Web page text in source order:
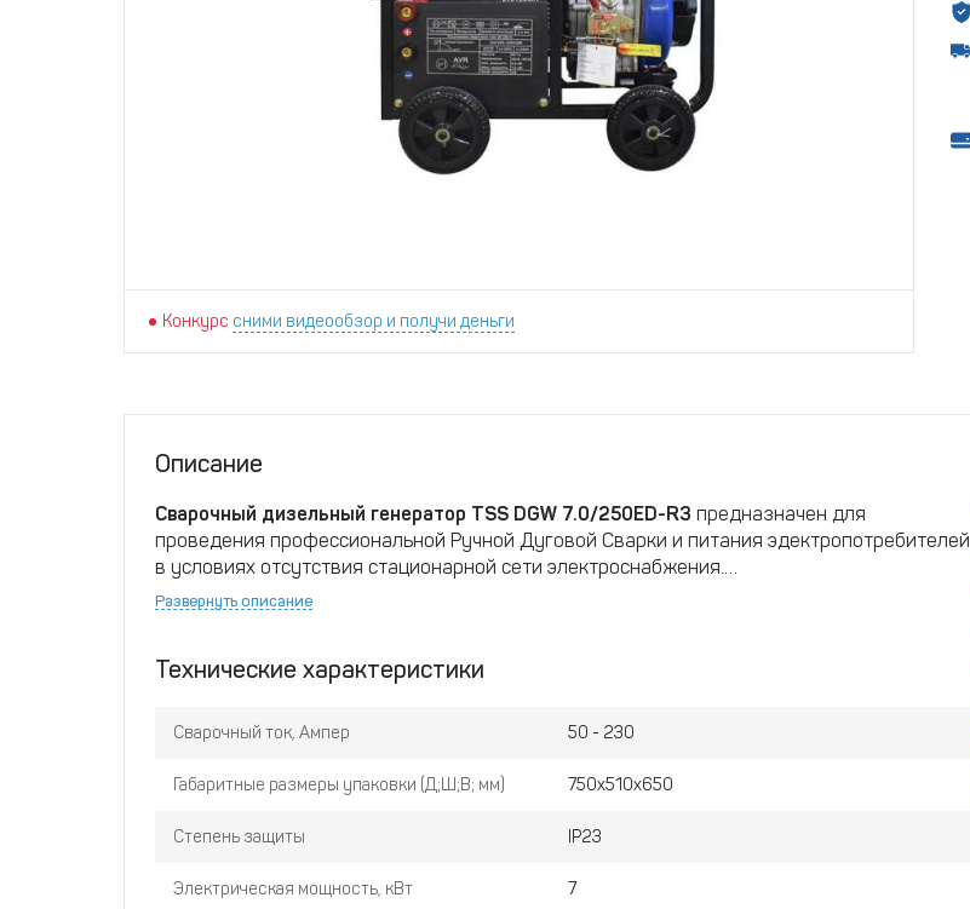
Конкурс сними видеообзор и получи деньги
Описание
Сварочный дизельный генератор TSS DGW 7.0/250ED-R3 предназначен для
проведения профессиональной Ручной Дуговой Сварки и питания эдектропотребителей
в условиях отсутствия стационарной сети электроснабжения.
• Дизельный двигатель
• Предпусковой подогрев
• MMA сварка штучным электродом
• Сварочный ток 20-230А
• Максимальная мощность 7 кВт
Развернуть описание
Технические характеристики
Сварочный ток, Ампер 50 - 230
Габаритные размеры упаковки (Д;Ш;В; мм) 750x510x650
Степень защиты IP23
Электрическая мощность, кВт 7